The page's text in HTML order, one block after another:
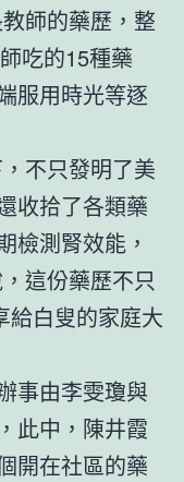
師的藥歷，整
吃的15種藥
服用時光等逐
不只發明了美
收拾了各類藥
檢測腎效能，
這份藥歷不只
給白叟的家庭大
事由李雯瓊與
此中，陳井霞
開在社區的藥